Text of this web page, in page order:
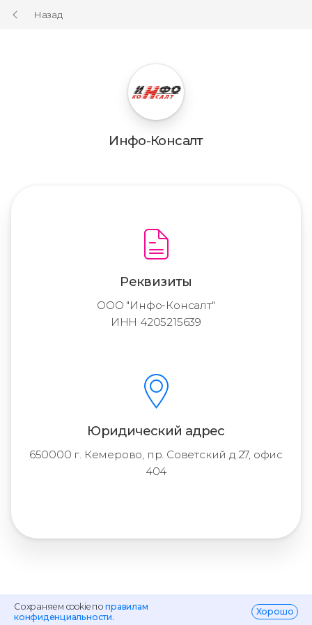
Назад
Инфо-Консалт
Реквизиты
ООО "Инфо-Консалт"
ИНН 4205215639
Юридический адрес
650000 г. Кемерово, пр. Советский д.27, офис
404
Сохраняем cookie поправилам
конфиденциальности.
Хорошо